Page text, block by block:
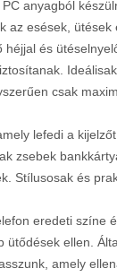
anyagból
az esések, ütések
és
csak
lefedi a
zsebek
Stílusosak és
eredeti színe
ellen.
amely